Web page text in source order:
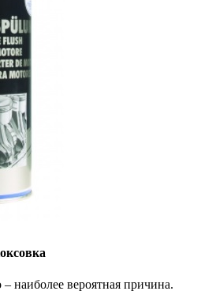
наиболее вероятная причина.